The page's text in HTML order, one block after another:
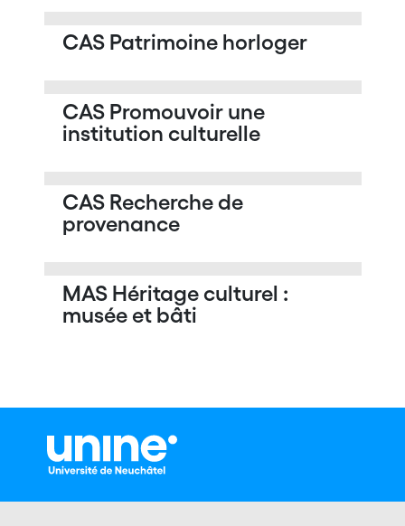
CAS Patrimoine horloger
CAS Promouvoir une
institution culturelle
CAS Recherche de
provenance
MAS Héritage culturel :
musée et bâti